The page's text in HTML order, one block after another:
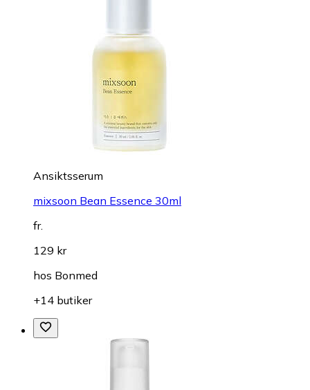
Ansiktsserum
mixsoon Bean Essence 30ml
fr.
129 kr
hos Bonmed
+14 butiker